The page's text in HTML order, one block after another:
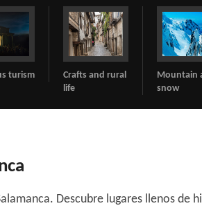
Crafts and rural
Mountain and
Descubre lugares llenos